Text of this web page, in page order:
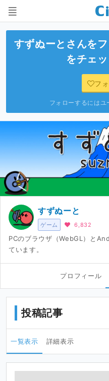
すずぬーと さんを
をチェ
フ
フォローするにはユ
ゲーム
すずぬーと
6,832
PCのブラウザ（WebGL）と
ています。
プロフィール
投稿記事
一覧表示 詳細表示